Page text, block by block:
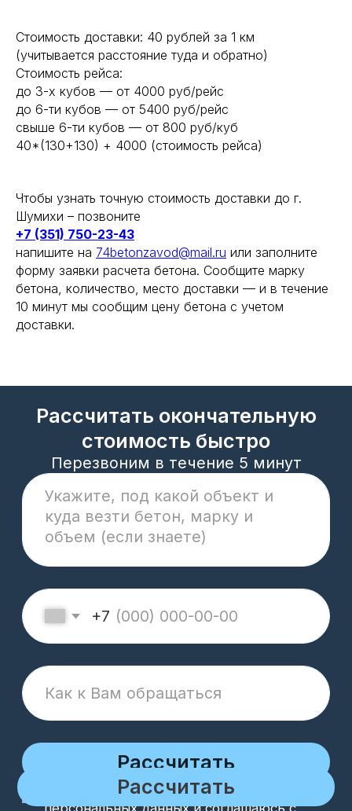
Стоимость доставки: 40 рублей за 1 км
(учитывается расстояние туда и обратно)
Стоимость рейса:
до 3-х кубов — от 4000 руб/рейс
до 6-ти кубов — от 5400 руб/рейс
свыше 6-ти кубов — от 800 руб/куб
40*(130+130) + 4000 (стоимость рейса)
Чтобы узнать точную стоимость доставки до г.
Шумихи – позвоните
+7 (351) 750-23-43
напишите на 74betonzavod@mail.ru или заполните
форму заявки расчета бетона. Сообщите марку
бетона, количество, место доставки — и в течение
10 минут мы сообщим цену бетона с учетом
доставки.
Рассчитать окончательную
стоимость быстро
+7
персональных данных и соглашаюсь с
политикой конфиденциальности и
Рассчитать
+7 932 016 6781
74betonzavod@mail.ru
ОГРН 1177456028573 / ИНН 7453308460
Реквизиты компании